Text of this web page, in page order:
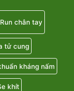
Run chân tay
tử cung
kháng nấm
khít